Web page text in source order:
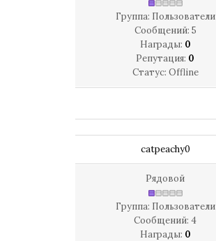
Группа: Пользователи
Сообщений: 5
Награды: 0
Репутация: 0
Статус: Offline
catpeachy0
Рядовой
Группа: Пользователи
Сообщений: 4
Награды: 0